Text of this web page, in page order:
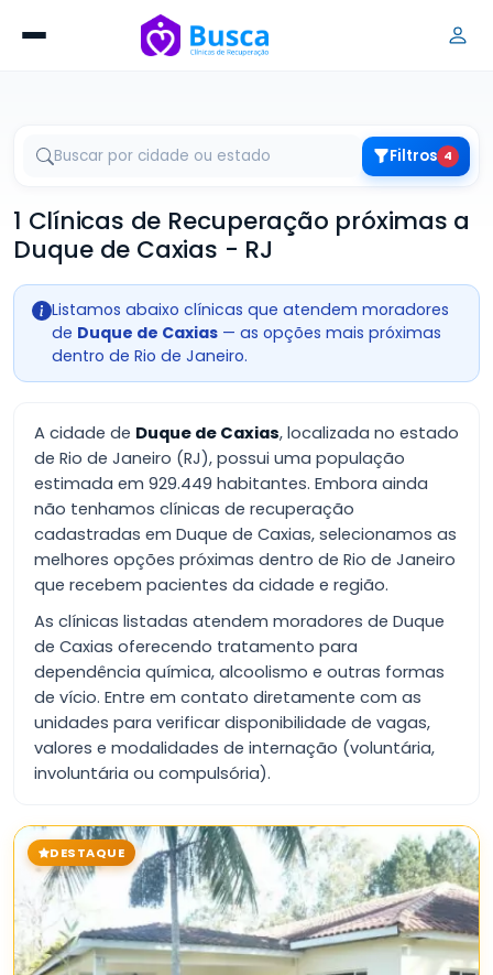
Filtros 4
1 Clínicas de Recuperação próximas a
Duque de Caxias - RJ
Listamos abaixo clínicas que atendem moradores
de Duque de Caxias — as opções mais próximas
dentro de Rio de Janeiro.
A cidade de Duque de Caxias, localizada no estado
de Rio de Janeiro (RJ), possui uma população
estimada em 929.449 habitantes. Embora ainda
não tenhamos clínicas de recuperação
cadastradas em Duque de Caxias, selecionamos as
melhores opções próximas dentro de Rio de Janeiro
que recebem pacientes da cidade e região.
As clínicas listadas atendem moradores de Duque
de Caxias oferecendo tratamento para
dependência química, alcoolismo e outras formas
de vício. Entre em contato diretamente com as
unidades para verificar disponibilidade de vagas,
valores e modalidades de internação (voluntária,
involuntária ou compulsória).
DESTAQUE